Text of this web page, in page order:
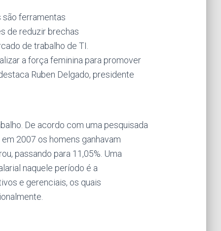
ferramentas
de reduzir brechas
de trabalho de TI.
a força feminina para promover
Ruben Delgado, presidente
De acordo com uma pesquisada
2007 os homens ganhavam
passando para 11,05%. Uma
naquele período é a
e gerenciais, os quais